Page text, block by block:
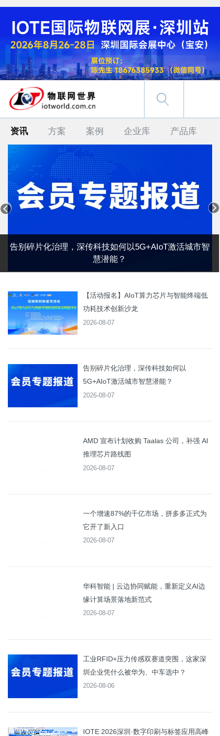
资讯 方案 案例 企业库 产品库
告别碎片化治理，深传科技如何以5G+AIoT激活城市智
慧潜能？
 
【活动报名】AIoT算力芯片与智能终端低
功耗技术创新沙龙
2026-08-07
告别碎片化治理，深传科技如何以
5G+AIoT激活城市智慧潜能？
2026-08-07
AMD 宣布计划收购 Taalas 公司，补强 AI
推理芯片路线图
2026-08-07
一个增速87%的千亿市场，拼多多正式为
它开了新入口
2026-08-07
华科智能 | 云边协同赋能，重新定义AI边
缘计算场景落地新范式
2026-08-07
工业RFID+压力传感双赛道突围，这家深
圳企业凭什么被华为、中车选中？
2026-08-06
IOTE 2026深圳·数字印刷与标签应用高峰